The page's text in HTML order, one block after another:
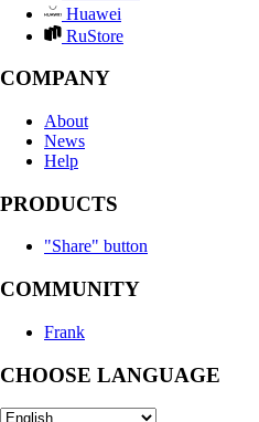
Huawei
RuStore
COMPANY
About
News
Help
PRODUCTS
"Share" button
COMMUNITY
Frank
CHOOSE LANGUAGE